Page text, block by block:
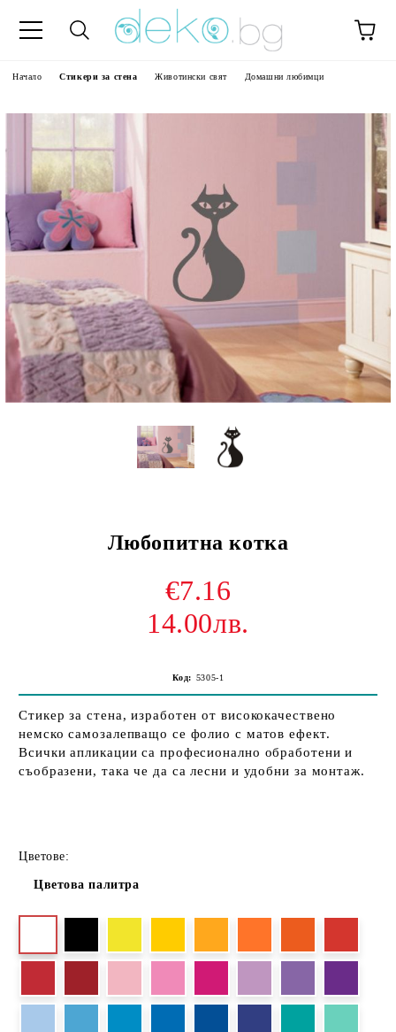
Начало Стикери за стена Животински свят Домашни любимци
Любопитна котка
€7.16
14.00лв.
Код: 5305-1
Стикер за стена, изработен от висококачествено
немско самозалепващо се фолио с матов ефект.
Всички апликации са професионално обработени и
съобразени, така че да са лесни и удобни за монтаж.
Цветове:
Цветова палитра